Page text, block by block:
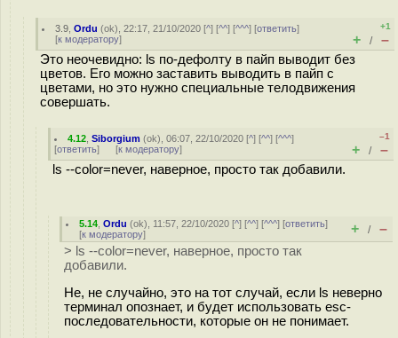
3.9 ,Ordu (ok), 22:17, 21/10/2020 [^] [^^] [^^^] [ответить]
[к модератору]
+1
+ / –
Это неочевидно: ls по-дефолту в пайп выводит без
цветов. Его можно заставить выводить в пайп с
цветами, но это нужно специальные телодвижения
совершать.
4.12 ,Siborgium (ok), 06:07, 22/10/2020 [^] [^^] [^^^]
[ответить] [к модератору]
–1
+ / –
ls --color=never, наверное, просто так добавили.
5.14 ,Ordu (ok), 11:57, 22/10/2020 [^] [^^] [^^^] [ответить]
[к модератору] + / –
> ls --color=never, наверное, просто так
добавили.
Не, не случайно, это на тот случай, если ls неверно
терминал опознает, и будет использовать esc-
последовательности, которые он не понимает.